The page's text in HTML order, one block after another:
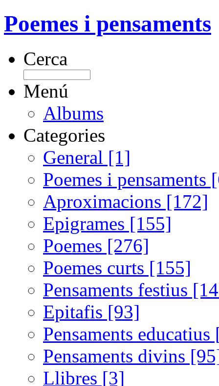
Poemes i pensaments
Cerca
Menú
Albums
Categories
General [1]
Poemes i pensaments
Aproximacions [172]
Epigrames [155]
Poemes [276]
Poemes curts [155]
Pensaments festius
Epitafis [93]
Pensaments
Pensaments divins
Llibres [3]